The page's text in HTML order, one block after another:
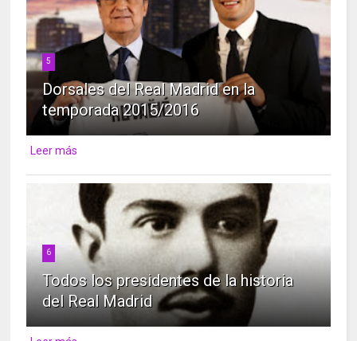
5
Dorsales del Real Madrid en la
temporada 2015/2016
Leer más
6
Todos los presidentes de la historia
del Real Madrid